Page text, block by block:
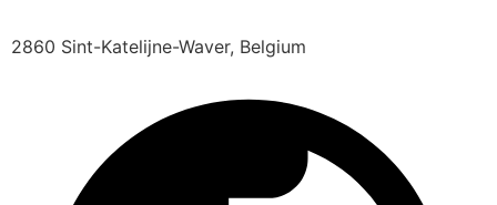
2860 Sint-Katelijne-Waver, Belgium